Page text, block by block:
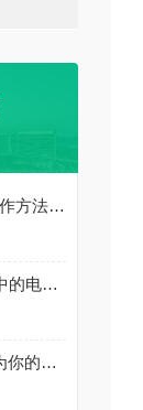
德国HAWE背压阀VR系列操作方法资料下载
SCHNEIDER接近开关选型中的电气参数匹配
必知！SALZER断路器开关为你的用电安全保驾护航